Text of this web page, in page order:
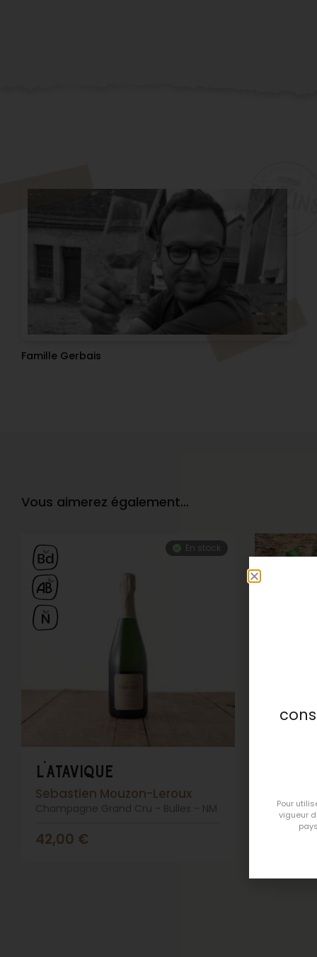
Famille Gerbais
Vous aimerez également...
En stock
l'atavique
Sebastien Mouzon-Leroux
Champagne Grand Cru - Bulles - NM
42,00 €
Pierre
Pour
vigueur